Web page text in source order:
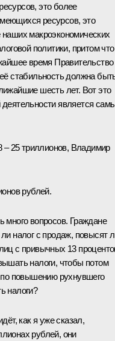
это более
ресурсов, это
макроэкономических
политики, притом что
время Правительство
стабильность должна
шесть лет. Вот это
деятельности является
– 25 триллионов, Владимир
рублей.
много вопросов. Граждане
налог с продаж, повысят
с привычных 13
налоги, чтобы потом
повышению рухнувшего
налоги?
как я уже сказал,
рублей, они